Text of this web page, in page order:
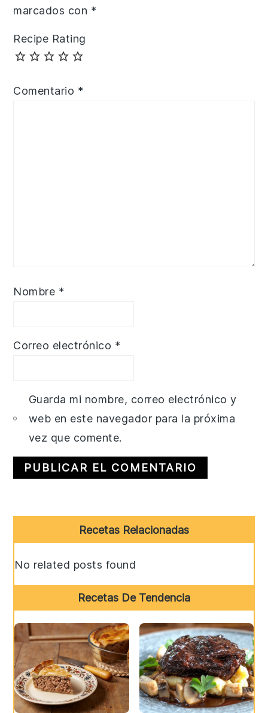
marcados con *
Recipe Rating
Comentario *
Nombre *
Correo electrónico *
Guarda mi nombre, correo electrónico y
web en este navegador para la próxima
vez que comente.
Sidebar
Recetas Relacionadas
No related posts found
Recetas De Tendencia